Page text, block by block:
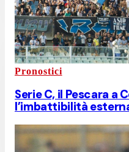
Pronostici
Serie C, il Pescara a
l’imbattibilità